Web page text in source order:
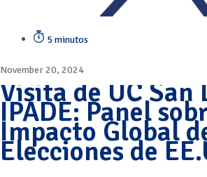
5 minutos
November 20, 2024
Visita de UC San
IPADE: Panel
Impacto Global
Elecciones de